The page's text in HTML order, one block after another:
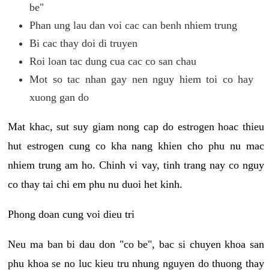
be"
Phan ung lau dan voi cac can benh nhiem trung
Bi cac thay doi di truyen
Roi loan tac dung cua cac co san chau
Mot so tac nhan gay nen nguy hiem toi co hay
xuong gan do
Mat khac, sut suy giam nong cap do estrogen hoac thieu
hut estrogen cung co kha nang khien cho phu nu mac
nhiem trung am ho. Chinh vi vay, tinh trang nay co nguy
co thay tai chi em phu nu duoi het kinh.
Phong doan cung voi dieu tri
Neu ma ban bi dau don "co be", bac si chuyen khoa san
phu khoa se no luc kieu tru nhung nguyen do thuong thay